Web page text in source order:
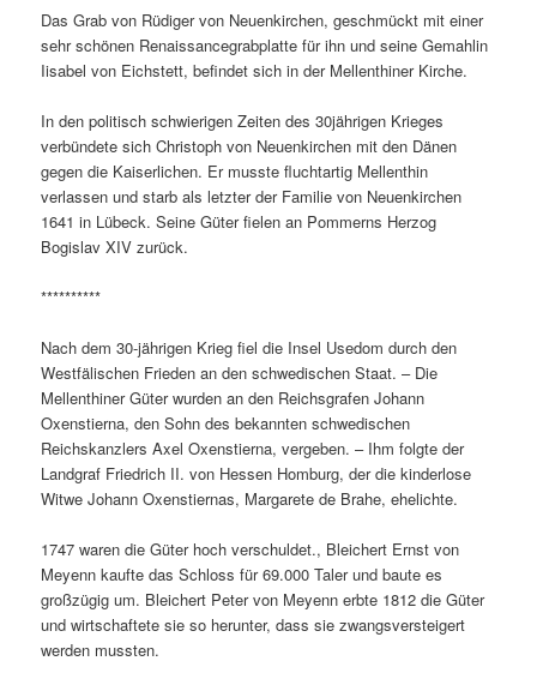
Das Grab von Rüdiger von Neuenkirchen, geschmückt mit einer
sehr schönen Renaissancegrabplatte für ihn und seine Gemahlin
Iisabel von Eichstett, befindet sich in der Mellenthiner Kirche.
In den politisch schwierigen Zeiten des 30jährigen Krieges
verbündete sich Christoph von Neuenkirchen mit den Dänen
gegen die Kaiserlichen. Er musste fluchtartig Mellenthin
verlassen und starb als letzter der Familie von Neuenkirchen
1641 in Lübeck. Seine Güter fielen an Pommerns Herzog
Bogislav XIV zurück.
**********
Nach dem 30-jährigen Krieg fiel die Insel Usedom durch den
Westfälischen Frieden an den schwedischen Staat. – Die
Mellenthiner Güter wurden an den Reichsgrafen Johann
Oxenstierna, den Sohn des bekannten schwedischen
Reichskanzlers Axel Oxenstierna, vergeben. – Ihm folgte der
Landgraf Friedrich II. von Hessen Homburg, der die kinderlose
Witwe Johann Oxenstiernas, Margarete de Brahe, ehelichte.
1747 waren die Güter hoch verschuldet., Bleichert Ernst von
Meyenn kaufte das Schloss für 69.000 Taler und baute es
großzügig um. Bleichert Peter von Meyenn erbte 1812 die Güter
und wirtschaftete sie so herunter, dass sie zwangsversteigert
werden mussten.